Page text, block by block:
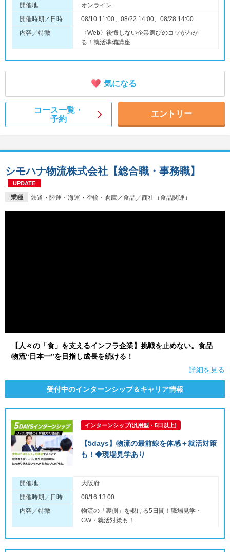
開催地
オンライン
開催時期／日時
08/10 11:00、08/22 14:00、08/28 14:00
内容／特徴
〈Web〉後悔しない企業選びのコツがわか
る！就活準備講座
気になる
コース一覧・
予約
エントリー
業種 鉄道・陸運・海運・空輸・倉庫／食品／商社（食品関連）
シモハナ物流株式会社【総合職・事務職】
UPDATE
【人々の「食」を支えるインフラ企業】挑戦を止めない。食品
物流“日本一”を目指し成長を続ける！
詳細を見る
受付中のインターンシップ＆キャリア情報
インターンシップ(汎用型・5日以上)
【5days】物流の最前線を体感＋就活対策
も！◆現場見学あり
開催地
大阪府
開催時期／日時
08/16 13:00
内容／特徴
物流の「裏側」を覗ける5日間！職場見学・
GW・就活対策も！